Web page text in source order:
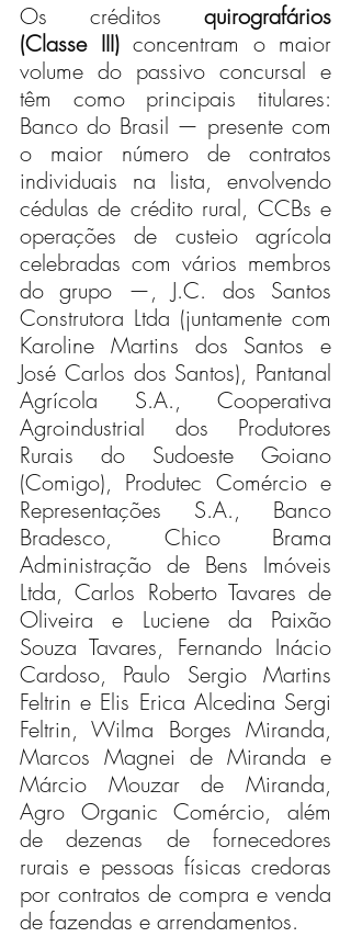
Os créditos quirografários
(Classe III) concentram o maior
volume do passivo concursal e
têm como principais titulares:
Banco do Brasil — presente com
o maior número de contratos
individuais na lista, envolvendo
cédulas de crédito rural, CCBs e
operações de custeio agrícola
celebradas com vários membros
do grupo —, J.C. dos Santos
Construtora Ltda (juntamente com
Karoline Martins dos Santos e
José Carlos dos Santos), Pantanal
Agrícola S.A., Cooperativa
Agroindustrial dos Produtores
Rurais do Sudoeste Goiano
(Comigo), Produtec Comércio e
Representações S.A., Banco
Bradesco, Chico Brama
Administração de Bens Imóveis
Ltda, Carlos Roberto Tavares de
Oliveira e Luciene da Paixão
Souza Tavares, Fernando Inácio
Cardoso, Paulo Sergio Martins
Feltrin e Elis Erica Alcedina Sergi
Feltrin, Wilma Borges Miranda,
Marcos Magnei de Miranda e
Márcio Mouzar de Miranda,
Agro Organic Comércio, além
de dezenas de fornecedores
rurais e pessoas físicas credoras
por contratos de compra e venda
de fazendas e arrendamentos.